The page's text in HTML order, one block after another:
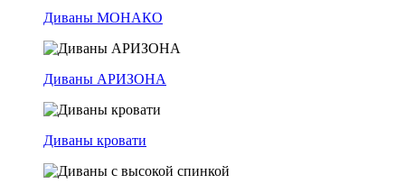
Диваны МОНАКО
Диваны АРИЗОНА
Диваны кровати